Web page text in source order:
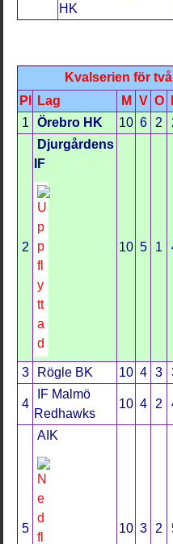
HK
Kvalserien för
Pl
Lag M V O
1
Örebro HK 10 6 2
2
Djurgårdens
IF
10 5 1
3 Rögle BK 10 4 3
4
IF Malmö
Redhawks
10 4 2
5
AIK
10 3 2